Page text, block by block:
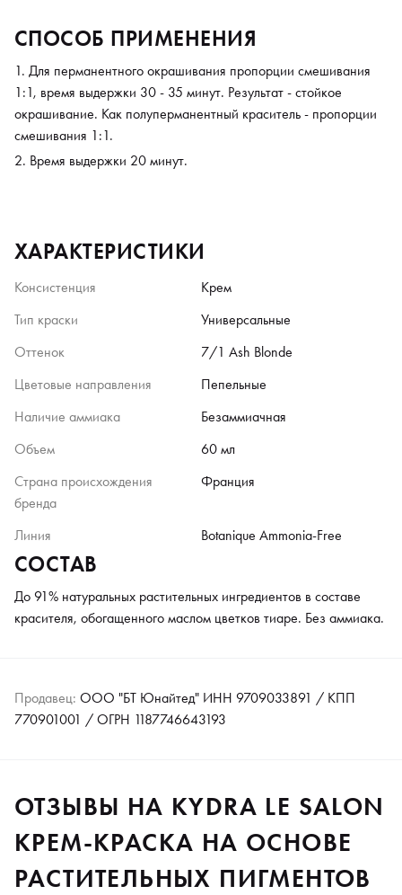
СПОСОБ ПРИМЕНЕНИЯ
Для перманентного окрашивания пропорции смешивания
1:1, время выдержки 30 - 35 минут. Результат - стойкое
окрашивание. Как полуперманентный краситель - пропорции
смешивания 1:1.
Время выдержки 20 минут.
ХАРАКТЕРИСТИКИ
Консистенция
Крем
Тип краски
Универсальные
Оттенок
7/1 Ash Blonde
Цветовые направления
Пепельные
Наличие аммиака
Безаммиачная
Объем
60 мл
Страна происхождения
бренда
Франция
Линия Botanique Ammonia-Free
СОСТАВ
До 91% натуральных растительных ингредиентов в составе
красителя, обогащенного маслом цветков тиаре. Без аммиака.
Продавец: ООО "БТ Юнайтед" ИНН 9709033891 / КПП
770901001 / ОГРН 1187746643193
ОТЗЫВЫ НА KYDRA LE SALON
КРЕМ-КРАСКА НА ОСНОВЕ
РАСТИТЕЛЬНЫХ ПИГМЕНТОВ